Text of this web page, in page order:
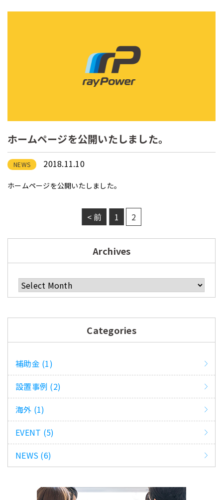
ホームページを公開いたしました。
NEWS 2018.11.10
ホームページを公開いたしました。
< 前 1 2
Archives
Archives
Categories
補助金 (1)
設置事例 (2)
海外 (1)
EVENT (5)
NEWS (6)